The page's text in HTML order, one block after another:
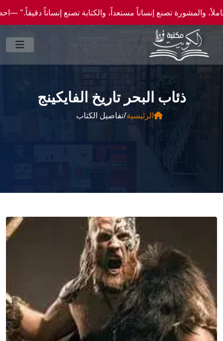
تصنع إنساناً مستعداً، والكتابة تصنع إنساناً دقيقاً." —احصل علي عروض وخصومات خاصة
ذئاب البحر تاريخ الفايكينج
الرئيسية/تفاصيل الكتاب